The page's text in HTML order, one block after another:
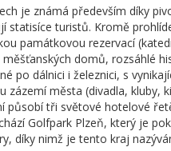
Cyklotoulky
Cyklotoulky
města na
je známá především díky
statisíce turistů. Kromě
památkovou rezervací
domů, rozsáhlé
po dálnici i železnici, s
města (divadla, kluby,
působí tři světové hotelové
Golfpark Plzeň, který je
díky nimž je tento kraj